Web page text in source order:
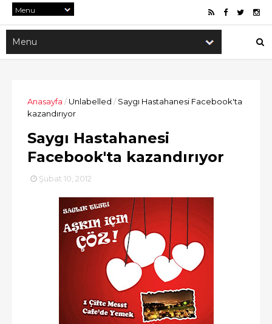
Anasayfa /Unlabelled / Saygı Hastahanesi Facebook'ta
kazandırıyor
Saygı Hastahanesi
Facebook'ta kazandırıyor
Şubat 10, 2012